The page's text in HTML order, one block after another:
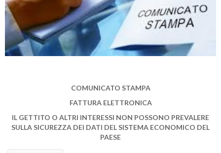
COMUNICATO STAMPA
FATTURA ELETTRONICA
IL GETTITO O ALTRI INTERESSI NON POSSONO PREVALERE
SULLA SICUREZZA DEI DATI DEL SISTEMA ECONOMICO DEL
PAESE